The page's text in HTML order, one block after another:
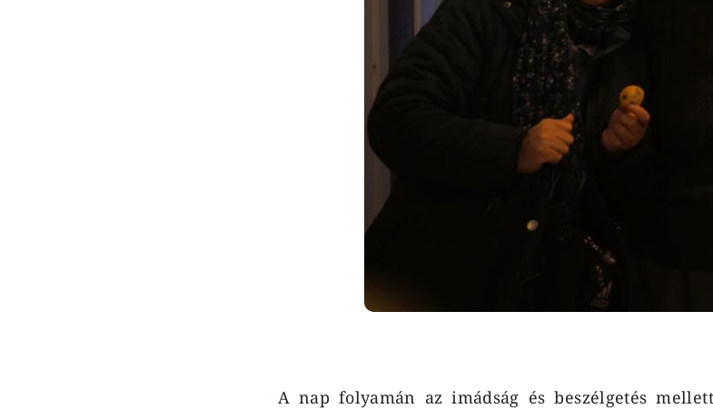
A nap folyamán az imádság és beszélgetés